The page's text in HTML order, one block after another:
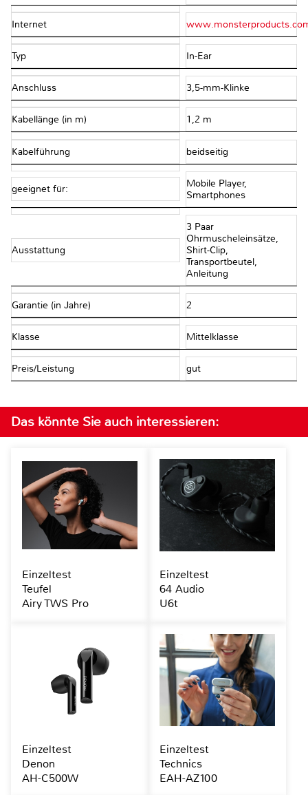
Internet
Typ In-Ear
Anschluss 3,5-mm-Klinke
Kabellänge (in m) 1,2 m
Kabelführung beidseitig
geeignet für:
Mobile Player,
Smartphones
Ausstattung
3 Paar
Ohrmuscheleinsätze,
Shirt-Clip,
Transportbeutel,
Anleitung
Garantie (in Jahre) 2
Klasse Mittelklasse
Preis/Leistung gut
Das könnte Sie auch interessieren:
Einzeltest
Teufel
Airy TWS Pro
Einzeltest
64 Audio
U6t
Einzeltest
Denon
AH-C500W
Einzeltest
Technics
EAH-AZ100